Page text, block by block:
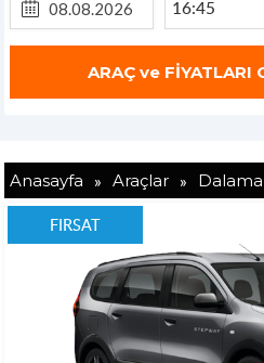
16:45
Anasayfa » Araçlar »
FIRSAT